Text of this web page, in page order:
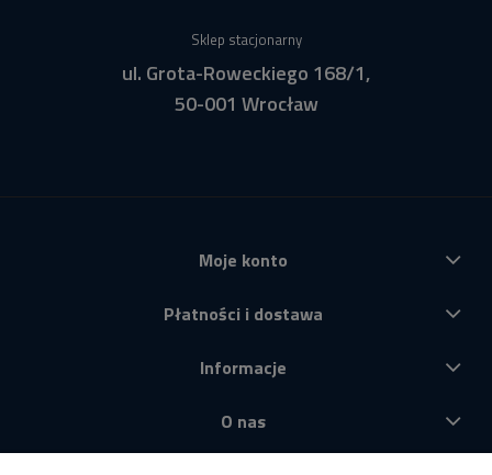
Sklep stacjonarny
ul. Grota-Roweckiego 168/1,
50-001 Wrocław
Moje konto
Płatności i dostawa
Informacje
O nas